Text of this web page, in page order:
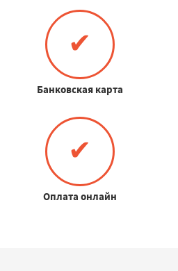
✔
Банковская карта
✔
Оплата онлайн